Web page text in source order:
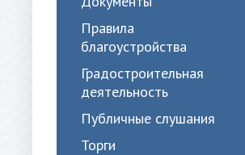
Правила
благоустройства
Градостроительная
деятельность
Публичные слушания
Торги